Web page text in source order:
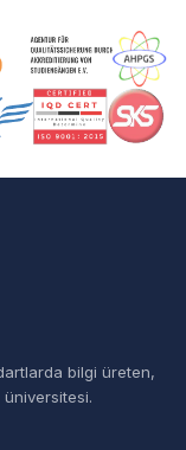
bilgi üreten,